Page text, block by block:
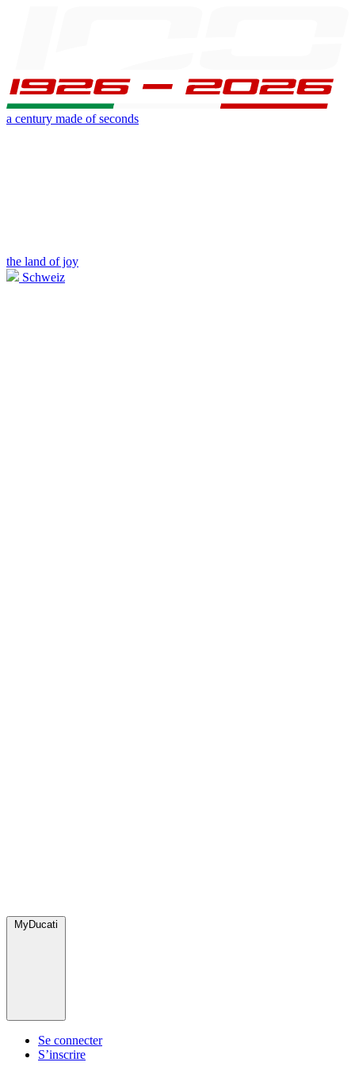
a century made of seconds
the land of joy
Schweiz
MyDucati
Se connecter
S’inscrire